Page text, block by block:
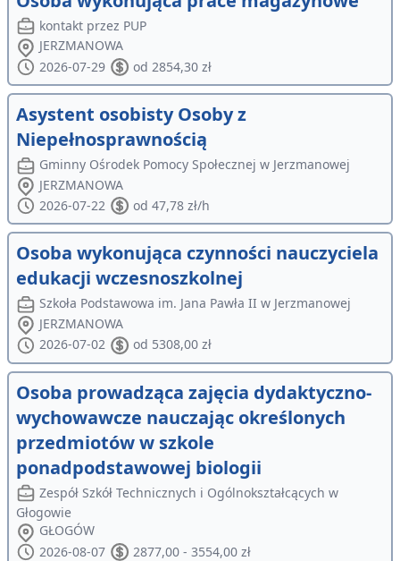
kontakt przez PUP
JERZMANOWA
2026-07-29
od 2854,30 zł
Asystent osobisty Osoby z
Niepełnosprawnością
Gminny Ośrodek Pomocy Społecznej w Jerzmanowej
JERZMANOWA
2026-07-22
od 47,78 zł/h
Osoba wykonująca czynności nauczyciela
edukacji wczesnoszkolnej
Szkoła Podstawowa im. Jana Pawła II w Jerzmanowej
JERZMANOWA
2026-07-02
od 5308,00 zł
Osoba prowadząca zajęcia dydaktyczno-
wychowawcze nauczając określonych
przedmiotów w szkole
ponadpodstawowej biologii
Zespół Szkół Technicznych i Ogólnokształcących w
Głogowie
GŁOGÓW
2026-08-07
2877,00 - 3554,00 zł